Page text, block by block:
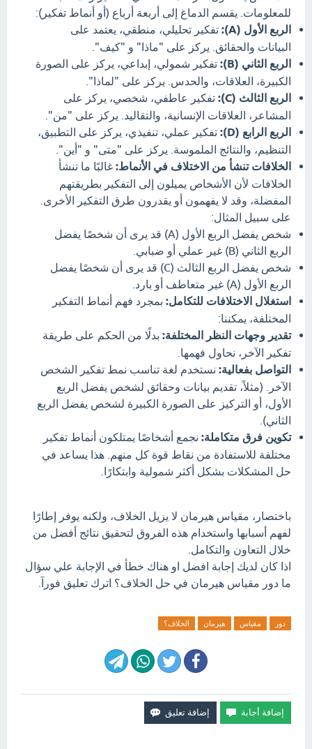
للمعلومات. يقسم الدماغ إلى أربعة أرباع (أو أنماط تفكير):
الربع الأول (A):
تفكير تحليلي، منطقي، يعتمد على
البيانات والحقائق. يركز على "ماذا" و "كيف".
الربع الثاني (B):
تفكير شمولي، إبداعي، يركز على الصورة
الكبيرة، العلاقات، والحدس. يركز على "لماذا".
الربع الثالث (C):
تفكير عاطفي، شخصي، يركز على
المشاعر، العلاقات الإنسانية، والتقاليد. يركز على "من".
الربع الرابع (D):
تفكير عملي، تنفيذي، يركز على التطبيق،
التنظيم، والنتائج الملموسة. يركز على "متى" و "أين".
الخلافات تنشأ من الاختلاف في الأنماط: غالبًا ما تنشأ
الخلافات لأن الأشخاص يميلون إلى التفكير بطريقتهم
المفضلة، وقد لا يفهمون أو يقدرون طرق التفكير الأخرى.
على سبيل المثال:
شخص يفضل الربع الأول (A) قد يرى أن شخصًا يفضل
الربع الثاني (B) غير عملي أو ضبابي.
شخص يفضل الربع الثالث (C) قد يرى أن شخصًا يفضل
الربع الأول (A) غير متعاطف أو بارد.
استغلال الاختلافات للتكامل: بمجرد فهم أنماط التفكير
المختلفة، يمكننا:
تقدير وجهات النظر المختلفة: بدلًا من الحكم على طريقة
تفكير الآخر، نحاول فهمها.
التواصل بفعالية: نستخدم لغة تناسب نمط تفكير الشخص
الآخر. (مثلاً، تقديم بيانات وحقائق لشخص يفضل الربع
الأول، أو التركيز على الصورة الكبيرة لشخص يفضل الربع
الثاني).
تكوين فرق متكاملة: نجمع أشخاصًا يمتلكون أنماط تفكير
مختلفة للاستفادة من نقاط قوة كل منهم. هذا يساعد في
حل المشكلات بشكل أكثر شمولية وابتكارًا.
باختصار، مقياس هيرمان لا يزيل الخلاف، ولكنه يوفر إطارًا
لفهم أسبابها واستخدام هذه الفروق لتحقيق نتائج أفضل من
خلال التعاون والتكامل.
اذا كان لديك إجابة افضل او هناك خطأ في الإجابة علي سؤال
ما دور مقياس هيرمان في حل الخلاف؟ اترك تعليق فورآ.
دور مقياس هيرمان الخلاف؟